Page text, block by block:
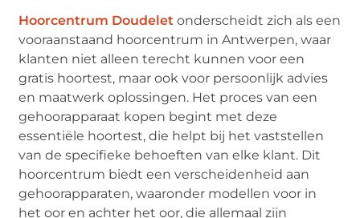
Hoorcentrum Doudelet onderscheidt zich als een
vooraanstaand hoorcentrum in Antwerpen, waar
klanten niet alleen terecht kunnen voor een
gratis hoortest, maar ook voor persoonlijk advies
en maatwerk oplossingen. Het proces van een
gehoorapparaat kopen begint met deze
essentiële hoortest, die helpt bij het vaststellen
van de specifieke behoeften van elke klant. Dit
hoorcentrum biedt een verscheidenheid aan
gehoorapparaten, waaronder modellen voor in
het oor en achter het oor, die allemaal zijn